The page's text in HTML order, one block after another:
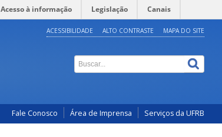
Acesso à informação Legislação Canais
ACESSIBILIDADE ALTO CONTRASTE MAPA DO SITE
Fale Conosco Área de Imprensa Serviços da UFRB